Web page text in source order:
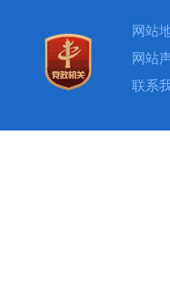
（
融
平
网站
网站
联系